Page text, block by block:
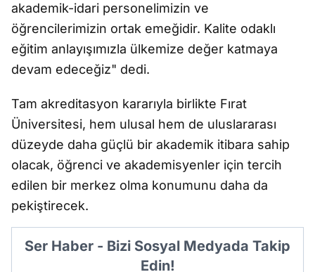
akademik-idari personelimizin ve
öğrencilerimizin ortak emeğidir. Kalite odaklı
eğitim anlayışımızla ülkemize değer katmaya
devam edeceğiz" dedi.
Tam akreditasyon kararıyla birlikte Fırat
Üniversitesi, hem ulusal hem de uluslararası
düzeyde daha güçlü bir akademik itibara sahip
olacak, öğrenci ve akademisyenler için tercih
edilen bir merkez olma konumunu daha da
pekiştirecek.
Ser Haber - Bizi Sosyal Medyada Takip
Edin!